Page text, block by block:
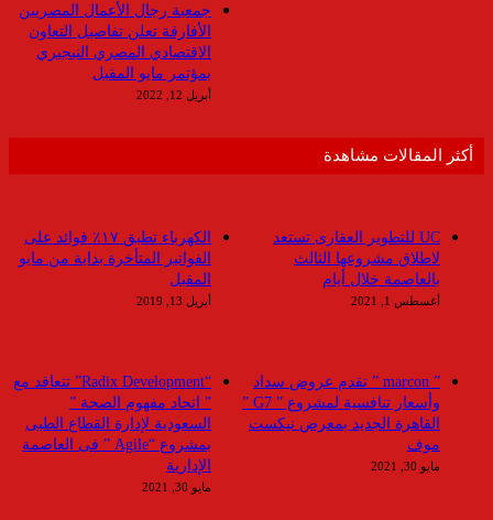
جمعية رجال الأعمال المصريين
الأفارقة تعلن تفاصيل التعاون
الاقتصادي المصري النيجيري
بمؤتمر مايو المقبل
أبريل 12, 2022
أكثر المقالات مشاهدة
الكهرباء تطبق ١٧٪ فوائد على
الفواتير المتأخرة بداية من مايو
المقبل
أبريل 13, 2019
UC للتطوير العقارى تستعد
لاطلاق مشروعها الثالث
بالعاصمة خلال أيام
أغسطس 1, 2021
“Radix Development” تتعاقد مع
” اتحاد مفهوم الصحة ”
السعودية لإدارة القطاع الطبى
بمشروع “Agile ” فى العاصمة
الإدارية
مايو 30, 2021
” marcon ” تقدم عروض سداد
وأسعار تنافسية لمشروع ” G7 ”
القاهرة الجديد بمعرض نيكست
موف
مايو 30, 2021